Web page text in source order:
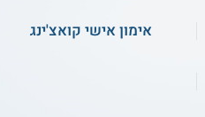
אימון אישי קואצ'ינג